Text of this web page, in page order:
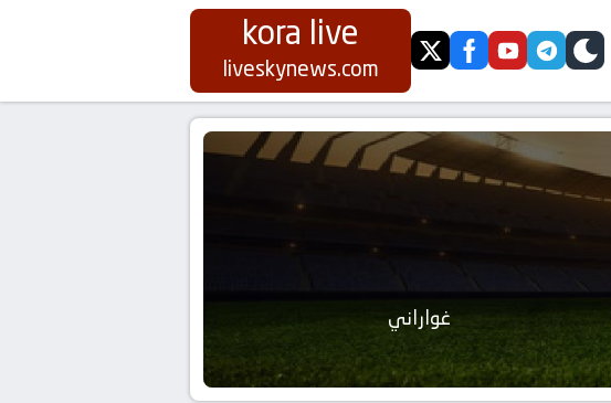
kora live
liveskynews.com twitterfacebookyoutubetelegram
skin
غواراني